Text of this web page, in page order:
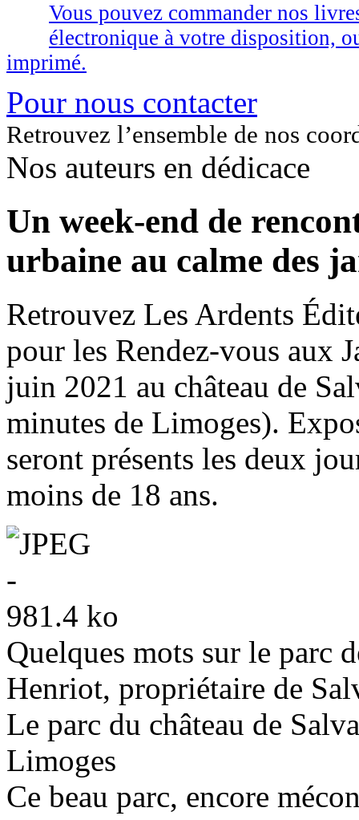
Vous pouvez commander nos
électronique à votre disposition,
imprimé.
Pour nous contacter
Retrouvez l’ensemble de nos
Nos auteurs en dédicace
Un week-end de
urbaine au calme des
Retrouvez Les Ardents
pour les Rendez-vous aux
juin 2021 au château de
minutes de Limoges).
seront présents les deux
moins de 18 ans.
Quelques mots sur le parc
Henriot, propriétaire de
Le parc du château de
Limoges
Ce beau parc, encore